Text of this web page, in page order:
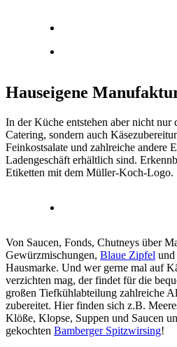
Hauseigene
In der Küche entstehen aber nicht
Catering, sondern auch
Feinkostsalate und zahlreiche andere
Ladengeschäft erhältlich sind.
Etiketten mit dem Müller-Koch-Logo.
Von Saucen, Fonds, Chutneys über
Gewürzmischungen, Blaue Zipfel und
Hausmarke. Und wer gerne mal auf
verzichten mag, der findet für die
großen Tiefkühlabteilung zahlreiche
zubereitet. Hier finden sich z.B.
Klöße, Klopse, Suppen und Saucen
gekochten Bamberger Spitzwirsing!